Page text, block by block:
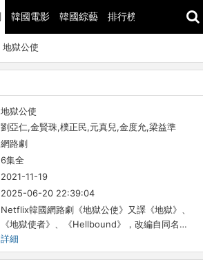
韓國電影 韓國綜藝 排行榜
地獄公使
地獄公使
劉亞仁,金賢珠,樸正民,元真兒,金度允,梁益準
網路劇
6集全
2021-11-19
2025-06-20 22:39:04
Netflix韓國網路劇《地獄公使》又譯《地獄》、
《地獄使者》、《Hellbound》，改編自同名…
詳細